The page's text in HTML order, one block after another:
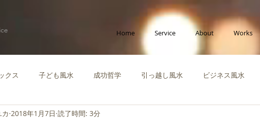
Home Service About Works
クス 子ども風水 成功哲学 引っ越し風水 ビジネス風水
ンテンポラリー風水 縁をつなぐ風水
2018年1月7日 読了時間: 3分